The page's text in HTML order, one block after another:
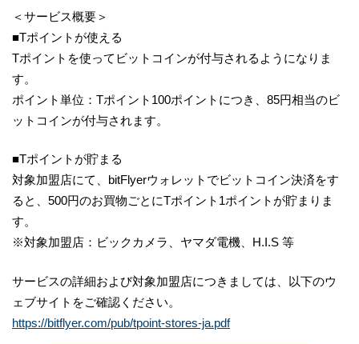
＜サービス概要＞
■Tポイントが使える
Tポイントを使ってビットコインが付与されるようになりま
す。
ポイント単位：Tポイント100ポイントにつき、85円相当のビ
ットコインが付与されます。
■Tポイントが貯まる
対象加盟店にて、bitFlyerウォレットでビットコイン決済をす
ると、500円のお買物ごとにTポイント1ポイントが貯まりま
す。
※対象加盟店：ビックカメラ、ヤマダ電機、H.I.S 等
サービスの詳細および対象加盟店につきましては、以下のウ
ェブサイトをご確認ください。
https://bitflyer.com/pub/tpoint-stores-ja.pdf